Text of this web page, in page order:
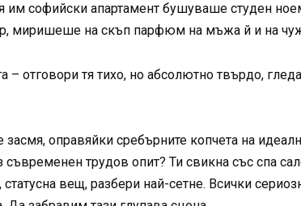
им софийски апартамент бушуваше студен
миришеше на скъп парфюм на мъжа й и на
отговори тя тихо, но абсолютно твърдо,
оправяйки сребърните копчета на
трудов опит? Ти свикна със спа
вещ, разбери най-сетне. Всички